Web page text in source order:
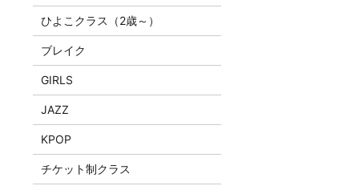
ひよこクラス（2歳～）
ブレイク
GIRLS
JAZZ
KPOP
チケット制クラス